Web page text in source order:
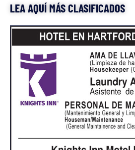
LEA AQUÍ MÁS CLASIFICADOS